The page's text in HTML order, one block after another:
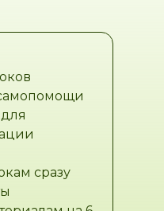
сразу